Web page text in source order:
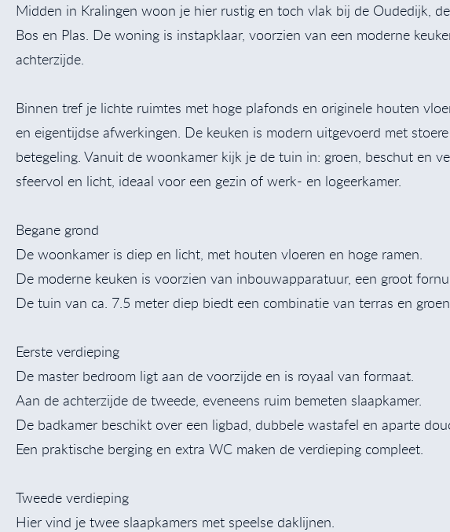
Midden in Kralingen woon je hier rustig en toch vlak bij de Oudedijk,
Bos en Plas. De woning is instapklaar, voorzien van een moderne
achterzijde.
Binnen tref je lichte ruimtes met hoge plafonds en originele houten
en eigentijdse afwerkingen. De keuken is modern uitgevoerd met
betegeling. Vanuit de woonkamer kijk je de tuin in: groen, beschut en
sfeervol en licht, ideaal voor een gezin of werk- en logeerkamer.
Begane grond
De woonkamer is diep en licht, met houten vloeren en hoge ramen.
De moderne keuken is voorzien van inbouwapparatuur, een groot
De tuin van ca. 7.5 meter diep biedt een combinatie van terras en
Eerste verdieping
De master bedroom ligt aan de voorzijde en is royaal van formaat.
Aan de achterzijde de tweede, eveneens ruim bemeten slaapkamer.
De badkamer beschikt over een ligbad, dubbele wastafel en aparte
Een praktische berging en extra WC maken de verdieping compleet.
Tweede verdieping
Hier vind je twee slaapkamers met speelse daklijnen.